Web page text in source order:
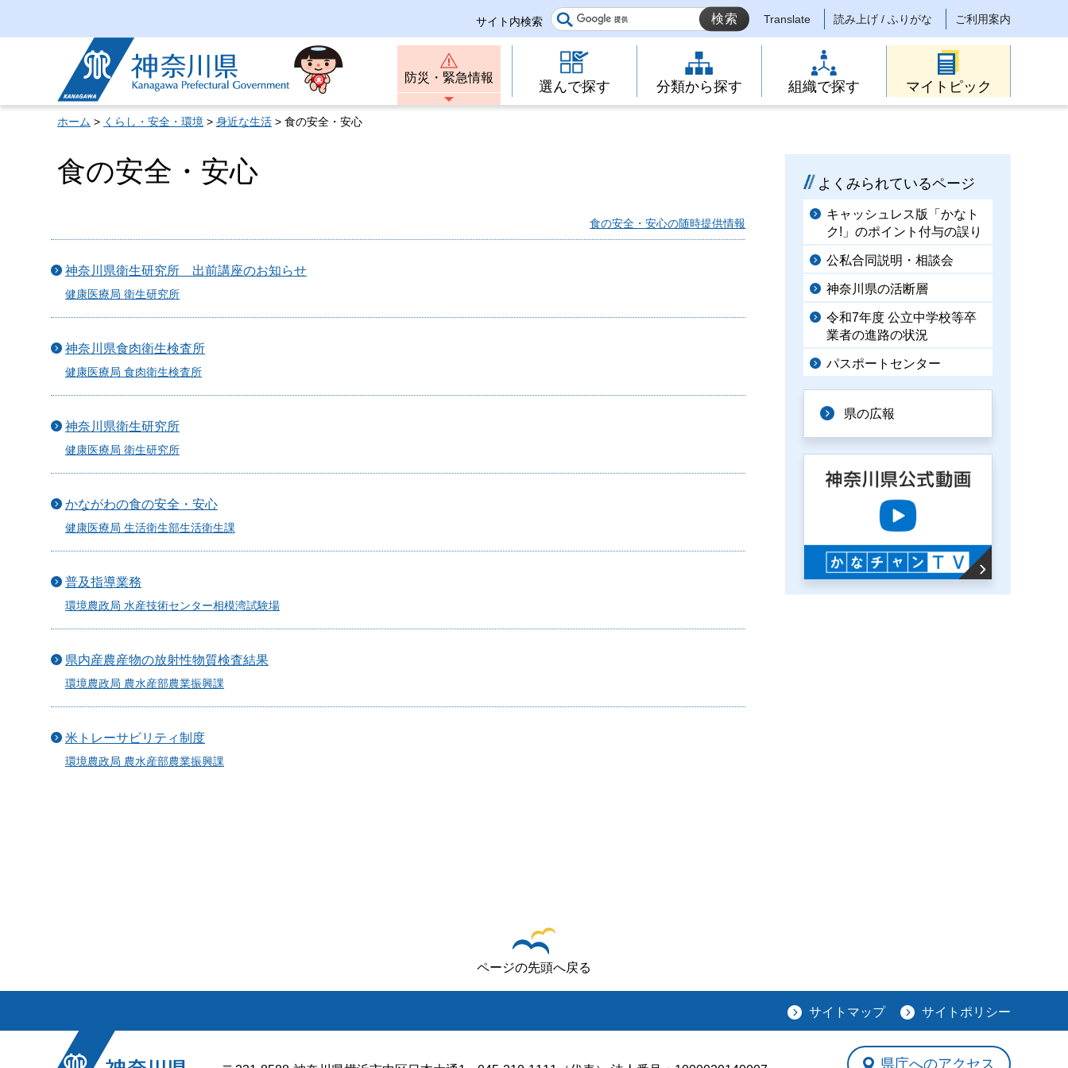
サイト内検索 Translate 読み上げ / ふりがな ご利用案内
神奈川県
防災・緊急情報
選んで探す 分類から探す 組織で探す マイトピック
ホーム > くらし・安全・環境 > 身近な生活 > 食の安全・安心
食の安全・安心
食の安全・安心の随時提供情報
神奈川県衛生研究所 出前講座のお知らせ
健康医療局 衛生研究所
神奈川県食肉衛生検査所
健康医療局 食肉衛生検査所
神奈川県衛生研究所
健康医療局 衛生研究所
かながわの食の安全・安心
健康医療局 生活衛生部生活衛生課
普及指導業務
環境農政局 水産技術センター相模湾試験場
県内産農産物の放射性物質検査結果
環境農政局 農水産部農業振興課
米トレーサビリティ制度
環境農政局 農水産部農業振興課
よくみられているページ
キャッシュレス版「かなト
ク!」のポイント付与の誤り
公私合同説明・相談会
神奈川県の活断層
令和7年度 公立中学校等卒
業者の進路の状況
パスポートセンター
県の広報
ページの先頭へ戻る
サイトマップ サイトポリシー
県庁へのアクセス